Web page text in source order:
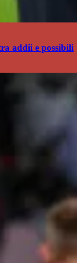
addii e possibili